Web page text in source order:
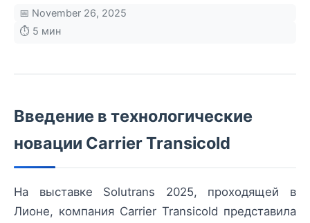
📅 November 26, 2025
⏱️ 5 мин
Введение в технологические
новации Carrier Transicold
На выставке Solutrans 2025, проходящей в
Лионе, компания Carrier Transicold представила